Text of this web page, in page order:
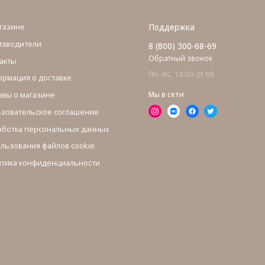
о доставке
о магазине
соглашение
персональных данных
файлов cookie
конфиденциальности
Поддержка
8 (800) 300-68-69
Обратный звонок
ПН.-ВС. 10:00-21:00
Мы в сети